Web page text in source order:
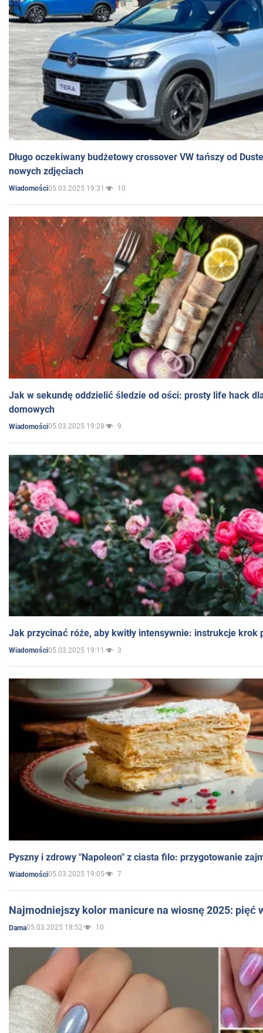
Długo oczekiwany budżetowy crossover VW tańszy od
nowych zdjęciach
Wiadomości05.03.2025 19:31 10
Jak w sekundę oddzielić śledzie od ości: prosty life hack
domowych
Wiadomości05.03.2025 19:28 9
Jak przycinać róże, aby kwitły intensywnie: instrukcje krok
Wiadomości05.03.2025 19:11 3
Pyszny i zdrowy "Napoleon" z ciasta filo: przygotowanie
Wiadomości05.03.2025 19:05 7
Najmodniejszy kolor manicure na wiosnę 2025: pięć
Dama05.03.2025 18:52 10